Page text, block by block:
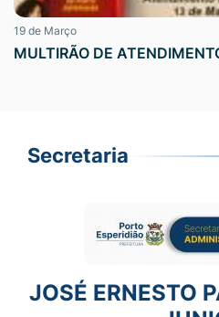
19 de Março
MULTIRÃO DE
Secretaria
JOSÉ ERNESTO